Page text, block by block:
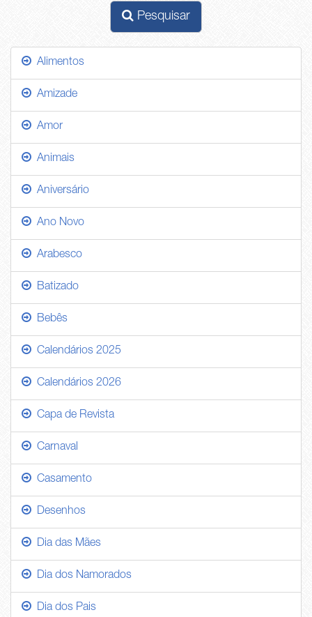
Pesquisar
Alimentos
Amizade
Amor
Animais
Aniversário
Ano Novo
Arabesco
Batizado
Bebês
Calendários 2025
Calendários 2026
Capa de Revista
Carnaval
Casamento
Desenhos
Dia das Mães
Dia dos Namorados
Dia dos Pais